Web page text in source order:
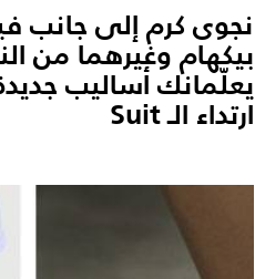
نجوى كرم إلى جانب
بيكهام وغيرهما من
يعلّمانك أساليب
ارتداء الـ Suit